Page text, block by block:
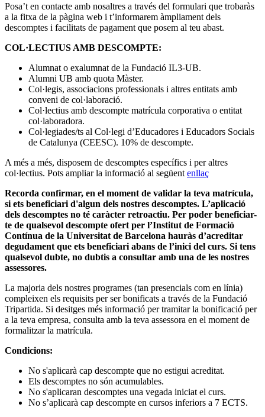
Posa’t en contacte amb nosaltres a través del formulari que trobaràs
a la fitxa de la pàgina web i t’informarem àmpliament dels
descomptes i facilitats de pagament que posem al teu abast.
COL·LECTIUS AMB DESCOMPTE:
Alumnat o exalumnat de la Fundació IL3-UB.
Alumni UB amb quota Màster.
Col·legis, associacions professionals i altres entitats amb
conveni de col·laboració.
Col·lectius amb descompte matrícula corporativa o entitat
col·laboradora.
Col·legiades/ts al Col·legi d’Educadores i Educadors Socials
de Catalunya (CEESC). 10% de descompte.
A més a més, disposem de descomptes específics i per altres
col·lectius. Pots ampliar la informació al següent enllaç
Recorda confirmar, en el moment de validar la teva matrícula,
si ets beneficiari d'algun dels nostres descomptes. L’aplicació
dels descomptes no té caràcter retroactiu. Per poder beneficiar-
te de qualsevol descompte ofert per l’Institut de Formació
Contínua de la Universitat de Barcelona hauràs d’acreditar
degudament que ets beneficiari abans de l’inici del curs. Si tens
qualsevol dubte, no dubtis a consultar amb una de les nostres
assessores.
La majoria dels nostres programes (tan presencials com en línia)
compleixen els requisits per ser bonificats a través de la Fundació
Tripartida. Si desitges més informació per tramitar la bonificació per
a la teva empresa, consulta amb la teva assessora en el moment de
formalitzar la matrícula.
Condicions:
No s'aplicarà cap descompte que no estigui acreditat.
Els descomptes no són acumulables.
No s'aplicaran descomptes una vegada iniciat el curs.
No s’aplicarà cap descompte en cursos inferiors a 7 ECTS.